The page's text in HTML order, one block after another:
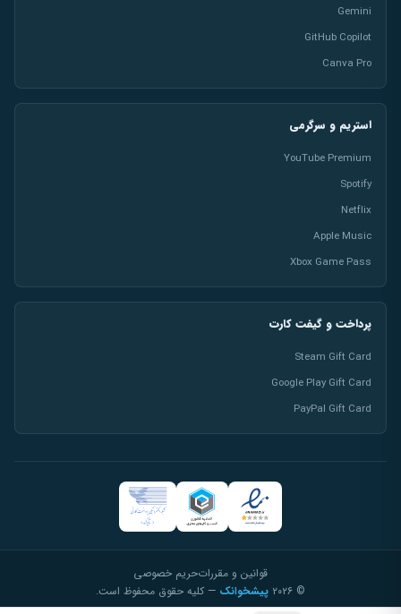
Gemini
GitHub Copilot
Canva Pro
استریم و سرگرمی
YouTube Premium
Spotify
Netflix
Apple Music
Xbox Game Pass
پرداخت و گیفت کارت
Steam Gift Card
Google Play Gift Card
PayPal Gift Card
قوانین و مقرراتحریم خصوصی
© ۲۰۲۶
پیشخوانک — کلیه حقوق محفوظ است.